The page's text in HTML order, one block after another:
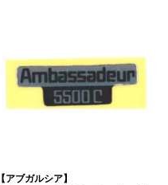
【アブガルシア】